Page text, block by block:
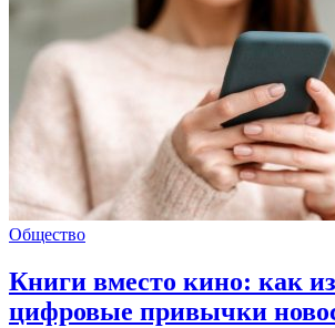
Общество
Книги вместо кино: как
цифровые привычки